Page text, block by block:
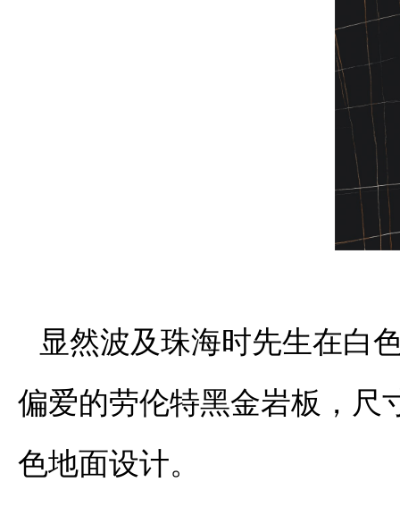
显然波及珠海时先生在白
偏爱的劳伦特黑金岩板，尺
色地面设计。